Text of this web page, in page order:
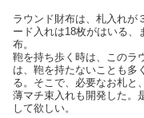
ラウンド財布は、札入れが
ード入れは18枚がはいる、
布。
鞄を持ち歩く時は、このラ
は、鞄を持たないことも多
る。そこで、必要なお札と
薄マチ束入れも開発した。
して欲しい。